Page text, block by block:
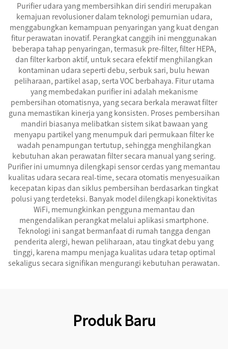
Purifier udara yang membersihkan diri sendiri merupakan
kemajuan revolusioner dalam teknologi pemurnian udara,
menggabungkan kemampuan penyaringan yang kuat dengan
fitur perawatan inovatif. Perangkat canggih ini menggunakan
beberapa tahap penyaringan, termasuk pre-filter, filter HEPA,
dan filter karbon aktif, untuk secara efektif menghilangkan
kontaminan udara seperti debu, serbuk sari, bulu hewan
peliharaan, partikel asap, serta VOC berbahaya. Fitur utama
yang membedakan purifier ini adalah mekanisme
pembersihan otomatisnya, yang secara berkala merawat filter
guna memastikan kinerja yang konsisten. Proses pembersihan
mandiri biasanya melibatkan sistem sikat bawaan yang
menyapu partikel yang menumpuk dari permukaan filter ke
wadah penampungan tertutup, sehingga menghilangkan
kebutuhan akan perawatan filter secara manual yang sering.
Purifier ini umumnya dilengkapi sensor cerdas yang memantau
kualitas udara secara real-time, secara otomatis menyesuaikan
kecepatan kipas dan siklus pembersihan berdasarkan tingkat
polusi yang terdeteksi. Banyak model dilengkapi konektivitas
WiFi, memungkinkan pengguna memantau dan
mengendalikan perangkat melalui aplikasi smartphone.
Teknologi ini sangat bermanfaat di rumah tangga dengan
penderita alergi, hewan peliharaan, atau tingkat debu yang
tinggi, karena mampu menjaga kualitas udara tetap optimal
sekaligus secara signifikan mengurangi kebutuhan perawatan.
Produk Baru